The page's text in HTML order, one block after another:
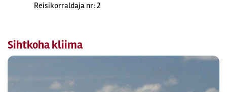
Reisikorraldaja nr: 2
Sihtkoha kliima